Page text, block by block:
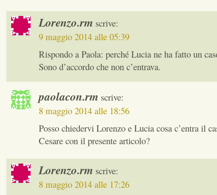
Lorenzo.rm scrive:
9 maggio 2014 alle 05:39
Rispondo a Paola: perché Lucia ne ha fatto un
Sono d’accordo che non c’entrava.
paolacon.rm scrive:
8 maggio 2014 alle 18:56
Posso chiedervi Lorenzo e Lucia cosa c’entra il
Cesare con il presente articolo?
Lorenzo.rm scrive:
8 maggio 2014 alle 17:26